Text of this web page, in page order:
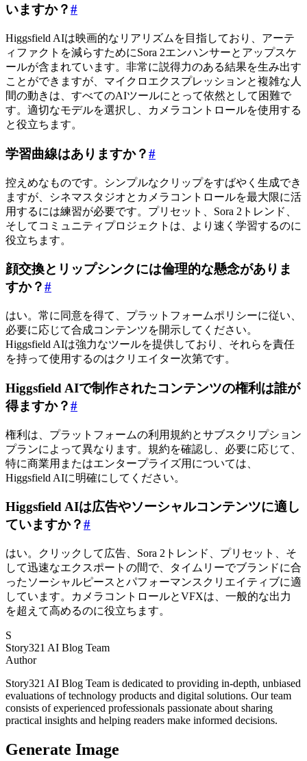
いますか？#
Higgsfield AIは映画的なリアリズムを目指しており、アーテ
ィファクトを減らすためにSora 2エンハンサーとアップスケ
ールが含まれています。非常に説得力のある結果を生み出す
ことができますが、マイクロエクスプレッションと複雑な人
間の動きは、すべてのAIツールにとって依然として困難で
す。適切なモデルを選択し、カメラコントロールを使用する
と役立ちます。
学習曲線はありますか？#
控えめなものです。シンプルなクリップをすばやく生成でき
ますが、シネマスタジオとカメラコントロールを最大限に活
用するには練習が必要です。プリセット、Sora 2トレンド、
そしてコミュニティプロジェクトは、より速く学習するのに
役立ちます。
顔交換とリップシンクには倫理的な懸念がありま
すか？#
はい。常に同意を得て、プラットフォームポリシーに従い、
必要に応じて合成コンテンツを開示してください。
Higgsfield AIは強力なツールを提供しており、それらを責任
を持って使用するのはクリエイター次第です。
Higgsfield AIで制作されたコンテンツの権利は誰が
得ますか？#
権利は、プラットフォームの利用規約とサブスクリプション
プランによって異なります。規約を確認し、必要に応じて、
特に商業用またはエンタープライズ用については、
Higgsfield AIに明確にしてください。
Higgsfield AIは広告やソーシャルコンテンツに適し
ていますか？#
はい。クリックして広告、Sora 2トレンド、プリセット、そ
して迅速なエクスポートの間で、タイムリーでブランドに合
ったソーシャルピースとパフォーマンスクリエイティブに適
しています。カメラコントロールとVFXは、一般的な出力
を超えて高めるのに役立ちます。
S
Story321 AI Blog Team
Author
Story321 AI Blog Team is dedicated to providing in-depth, unbiased
evaluations of technology products and digital solutions. Our team
consists of experienced professionals passionate about sharing
practical insights and helping readers make informed decisions.
Generate Image